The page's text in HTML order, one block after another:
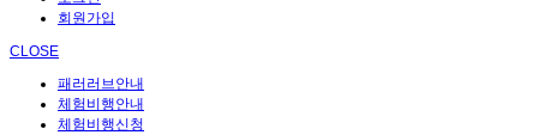
회원가입
CLOSE
패러러브안내
체험비행안내
체험비행신청